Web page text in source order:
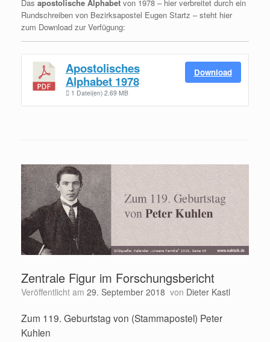
Das apostolische Alphabet von 1978 – hier verbreitet durch ein
Rundschreiben von Bezirksapostel Eugen Startz – steht hier
zum Download zur Verfügung:
Apostolisches
Alphabet 1978
1 Datei(en) 2.69 MB
Download
Zentrale Figur im Forschungsbericht
Veröffentlicht am 29. September 2018 von Dieter Kastl
Zum 119. Geburtstag von (Stammapostel) Peter
Kuhlen